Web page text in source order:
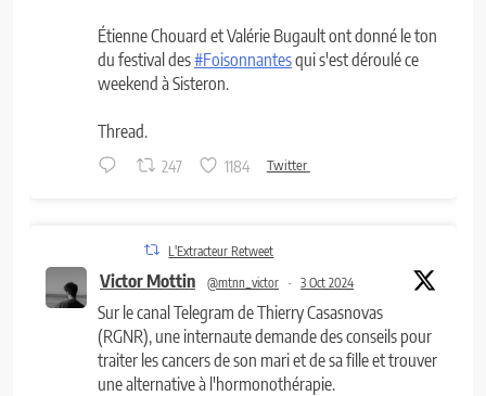
Étienne Chouard et Valérie Bugault ont donné le ton
du festival des#Foisonnantesqui s'est déroulé ce
weekend à Sisteron.
Thread.
247 1184 Twitter
L'Extracteur Retweet
Victor Mottin @mtnn_victor · 3 Oct 2024
Sur le canal Telegram de Thierry Casasnovas
(RGNR), une internaute demande des conseils pour
traiter les cancers de son mari et de sa fille et trouver
une alternative à l'hormonothérapie.